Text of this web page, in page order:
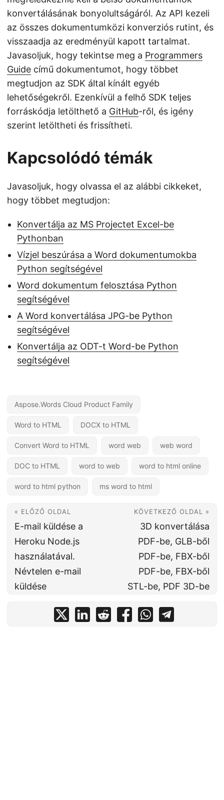
konvertálásának bonyolultságáról. Az API kezeli
az összes dokumentumközi konverziós rutint, és
visszaadja az eredményül kapott tartalmat.
Javasoljuk, hogy tekintse meg a Programmers
Guide című dokumentumot, hogy többet
megtudjon az SDK által kínált egyéb
lehetőségekről. Ezenkívül a felhő SDK teljes
forráskódja letölthető a GitHub-ről, és igény
szerint letöltheti és frissítheti.
Kapcsolódó témák
Javasoljuk, hogy olvassa el az alábbi cikkeket,
hogy többet megtudjon:
Konvertálja az MS Projectet Excel-be
Pythonban
Vízjel beszúrása a Word dokumentumokba
Python segítségével
Word dokumentum felosztása Python
segítségével
A Word konvertálása JPG-be Python
segítségével
Konvertálja az ODT-t Word-be Python
segítségével
Aspose.Words Cloud Product Family
Word to HTML DOCX to HTML
Convert Word to HTML word web web word
DOC to HTML word to web word to html online
word to html python ms word to html
« ELŐZŐ OLDAL
E-mail küldése a
Heroku Node.js
használatával.
Névtelen e-mail
küldése
KÖVETKEZŐ OLDAL »
3D konvertálása
PDF-be, GLB-ből
PDF-be, FBX-ből
PDF-be, FBX-ből
STL-be, PDF 3D-be